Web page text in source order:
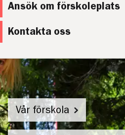
Ansök om förskoleplats
Kontakta oss
Vår förskola